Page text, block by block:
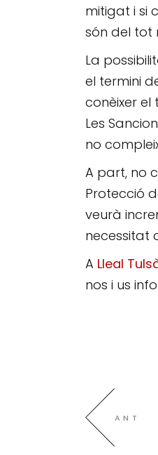
mitigat i si
són del tot
La
el termini
conèixer
Les
no
A part, no
Protecció
veurà
necessitat
A Lleal
nos i us
ANT